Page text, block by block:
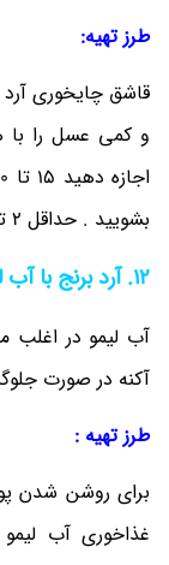
طرز تهیه:
قاشق چایخوری
و کمی عسل را با
بشویید . حداقل 2 تا 3 بار در هفته این ماسک را استفاده کنید.
12. آرد برنج با آب لیمو
آب لیمو در اغلب
آکنه در صورت
طرز تهیه :
غذاخوری آب